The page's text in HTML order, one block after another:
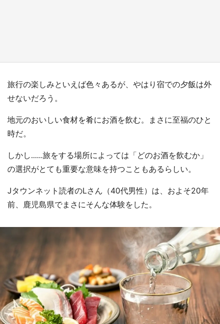
旅行の楽しみといえば色々あるが、やはり宿での夕飯は外
せないだろう。
地元のおいしい食材を肴にお酒を飲む。まさに至福のひと
時だ。
しかし......旅をする場所によっては「どのお酒を飲むか」
の選択がとても重要な意味を持つこともあるらしい。
Jタウンネット読者のLさん（40代男性）は、およそ20年
前、鹿児島県でまさにそんな体験をした。